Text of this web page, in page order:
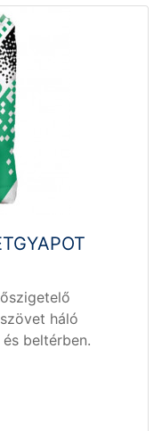
háló
beltérben.